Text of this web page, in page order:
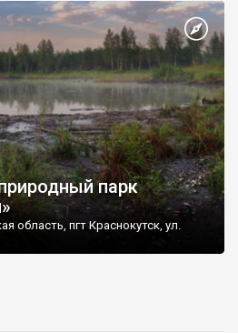
парк
область, пгт Краснокутск, ул.